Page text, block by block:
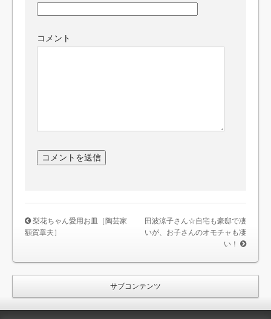
コメント
梨花ちゃん愛用お皿［陶芸家
額賀章夫］
田波涼子さん☆自宅も豪邸で凄
いが、お子さんのオモチャも凄
い！
サブコンテンツ